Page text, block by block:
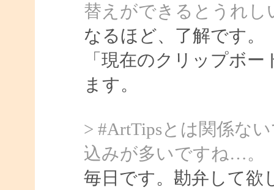
替えができるとうれし
なるほど、了解です。
「現在のクリップボ
ます。
> #ArtTipsとは関係な
込みが多いですね…。
毎日です。勘弁して欲